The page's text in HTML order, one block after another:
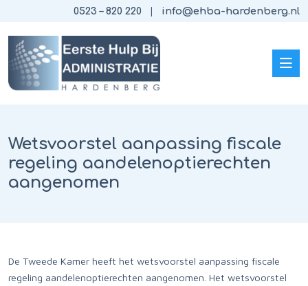
0523 – 820 220 info@ehba-hardenberg.nl
Wetsvoorstel aanpassing fiscale
regeling aandelenoptierechten
aangenomen
De Tweede Kamer heeft het wetsvoorstel aanpassing fiscale
regeling aandelenoptierechten aangenomen. Het wetsvoorstel